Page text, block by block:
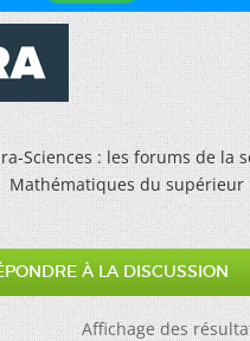
Sciences : les forums de la
Mathématiques du supérieur
À LA DISCUSSION
Affichage des